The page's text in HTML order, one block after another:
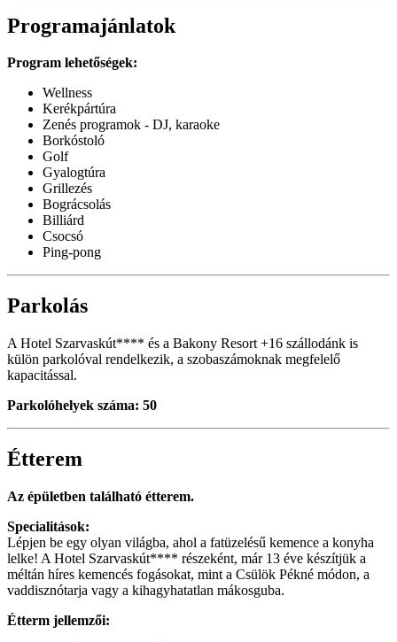
Programajánlatok
Program lehetőségek:
Wellness
Kerékpártúra
Zenés programok - DJ, karaoke
Borkóstoló
Golf
Gyalogtúra
Grillezés
Bográcsolás
Billiárd
Csocsó
Ping-pong
Parkolás
A Hotel Szarvaskút**** és a Bakony Resort +16 szállodánk is
külön parkolóval rendelkezik, a szobaszámoknak megfelelő
kapacitással.
Parkolóhelyek száma: 50
Étterem
Az épületben található étterem.
Specialitások:
Lépjen be egy olyan világba, ahol a fatüzelésű kemence a konyha
lelke! A Hotel Szarvaskút**** részeként, már 13 éve készítjük a
méltán híres kemencés fogásokat, mint a Csülök Pékné módon, a
vaddisznótarja vagy a kihagyhatatlan mákosguba.
Étterm jellemzői: